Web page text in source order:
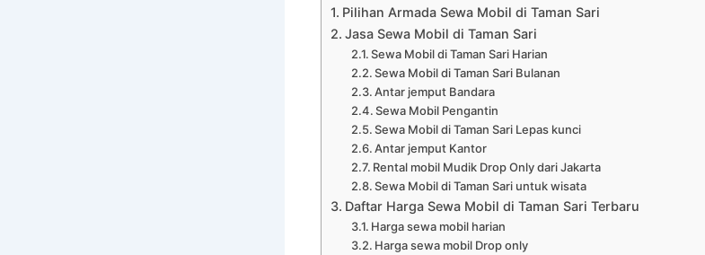
Pilihan Armada Sewa Mobil di Taman Sari
Jasa Sewa Mobil di Taman Sari
Sewa Mobil di Taman Sari Harian
Sewa Mobil di Taman Sari Bulanan
Antar jemput Bandara
Sewa Mobil Pengantin
Sewa Mobil di Taman Sari Lepas kunci
Antar jemput Kantor
Rental mobil Mudik Drop Only dari Jakarta
Sewa Mobil di Taman Sari untuk wisata
Daftar Harga Sewa Mobil di Taman Sari Terbaru
Harga sewa mobil harian
Harga sewa mobil Drop only